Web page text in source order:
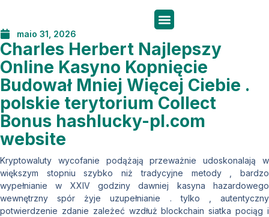
maio 31, 2026
Charles Herbert Najlepszy
Online Kasyno Kopnięcie
Budował Mniej Więcej Ciebie .
polskie terytorium Collect
Bonus hashlucky-pl.com
website
Kryptowaluty wycofanie podążają przeważnie udoskonalają w
większym stopniu szybko niż tradycyjne metody , bardzo
wypełnianie w XXIV godziny dawniej kasyna hazardowego
wewnętrzny spór żyje uzupełnianie . tylko , autentyczny
potwierdzenie zdanie zależeć wzdłuż blockchain siatka pociąg i